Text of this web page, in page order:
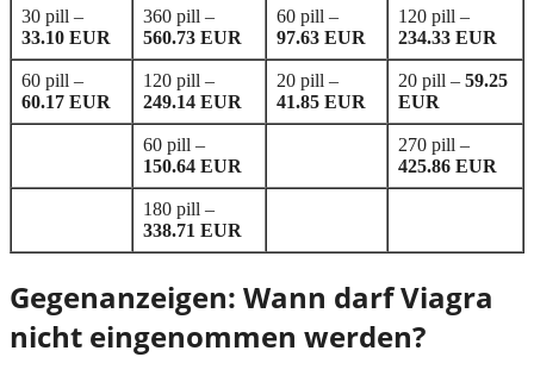
30 pill –
33.10 EUR
360 pill –
560.73 EUR
60 pill –
97.63 EUR
120 pill –
234.33 EUR
60 pill –
60.17 EUR
120 pill –
249.14 EUR
20 pill –
41.85 EUR
20 pill – 59.25
EUR
60 pill –
150.64 EUR
270 pill –
425.86 EUR
180 pill –
338.71 EUR
Gegenanzeigen: Wann darf Viagra
nicht eingenommen werden?